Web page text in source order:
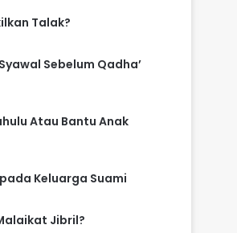
Talak?
Sebelum Qadha’
Atau Bantu Anak
Keluarga Suami
Jibril?